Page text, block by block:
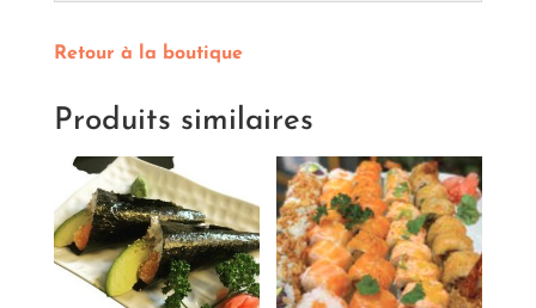
Retour à la boutique
Produits similaires